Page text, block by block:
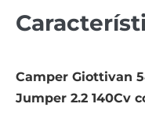
Camper Giottivan
Jumper 2.2 140Cv